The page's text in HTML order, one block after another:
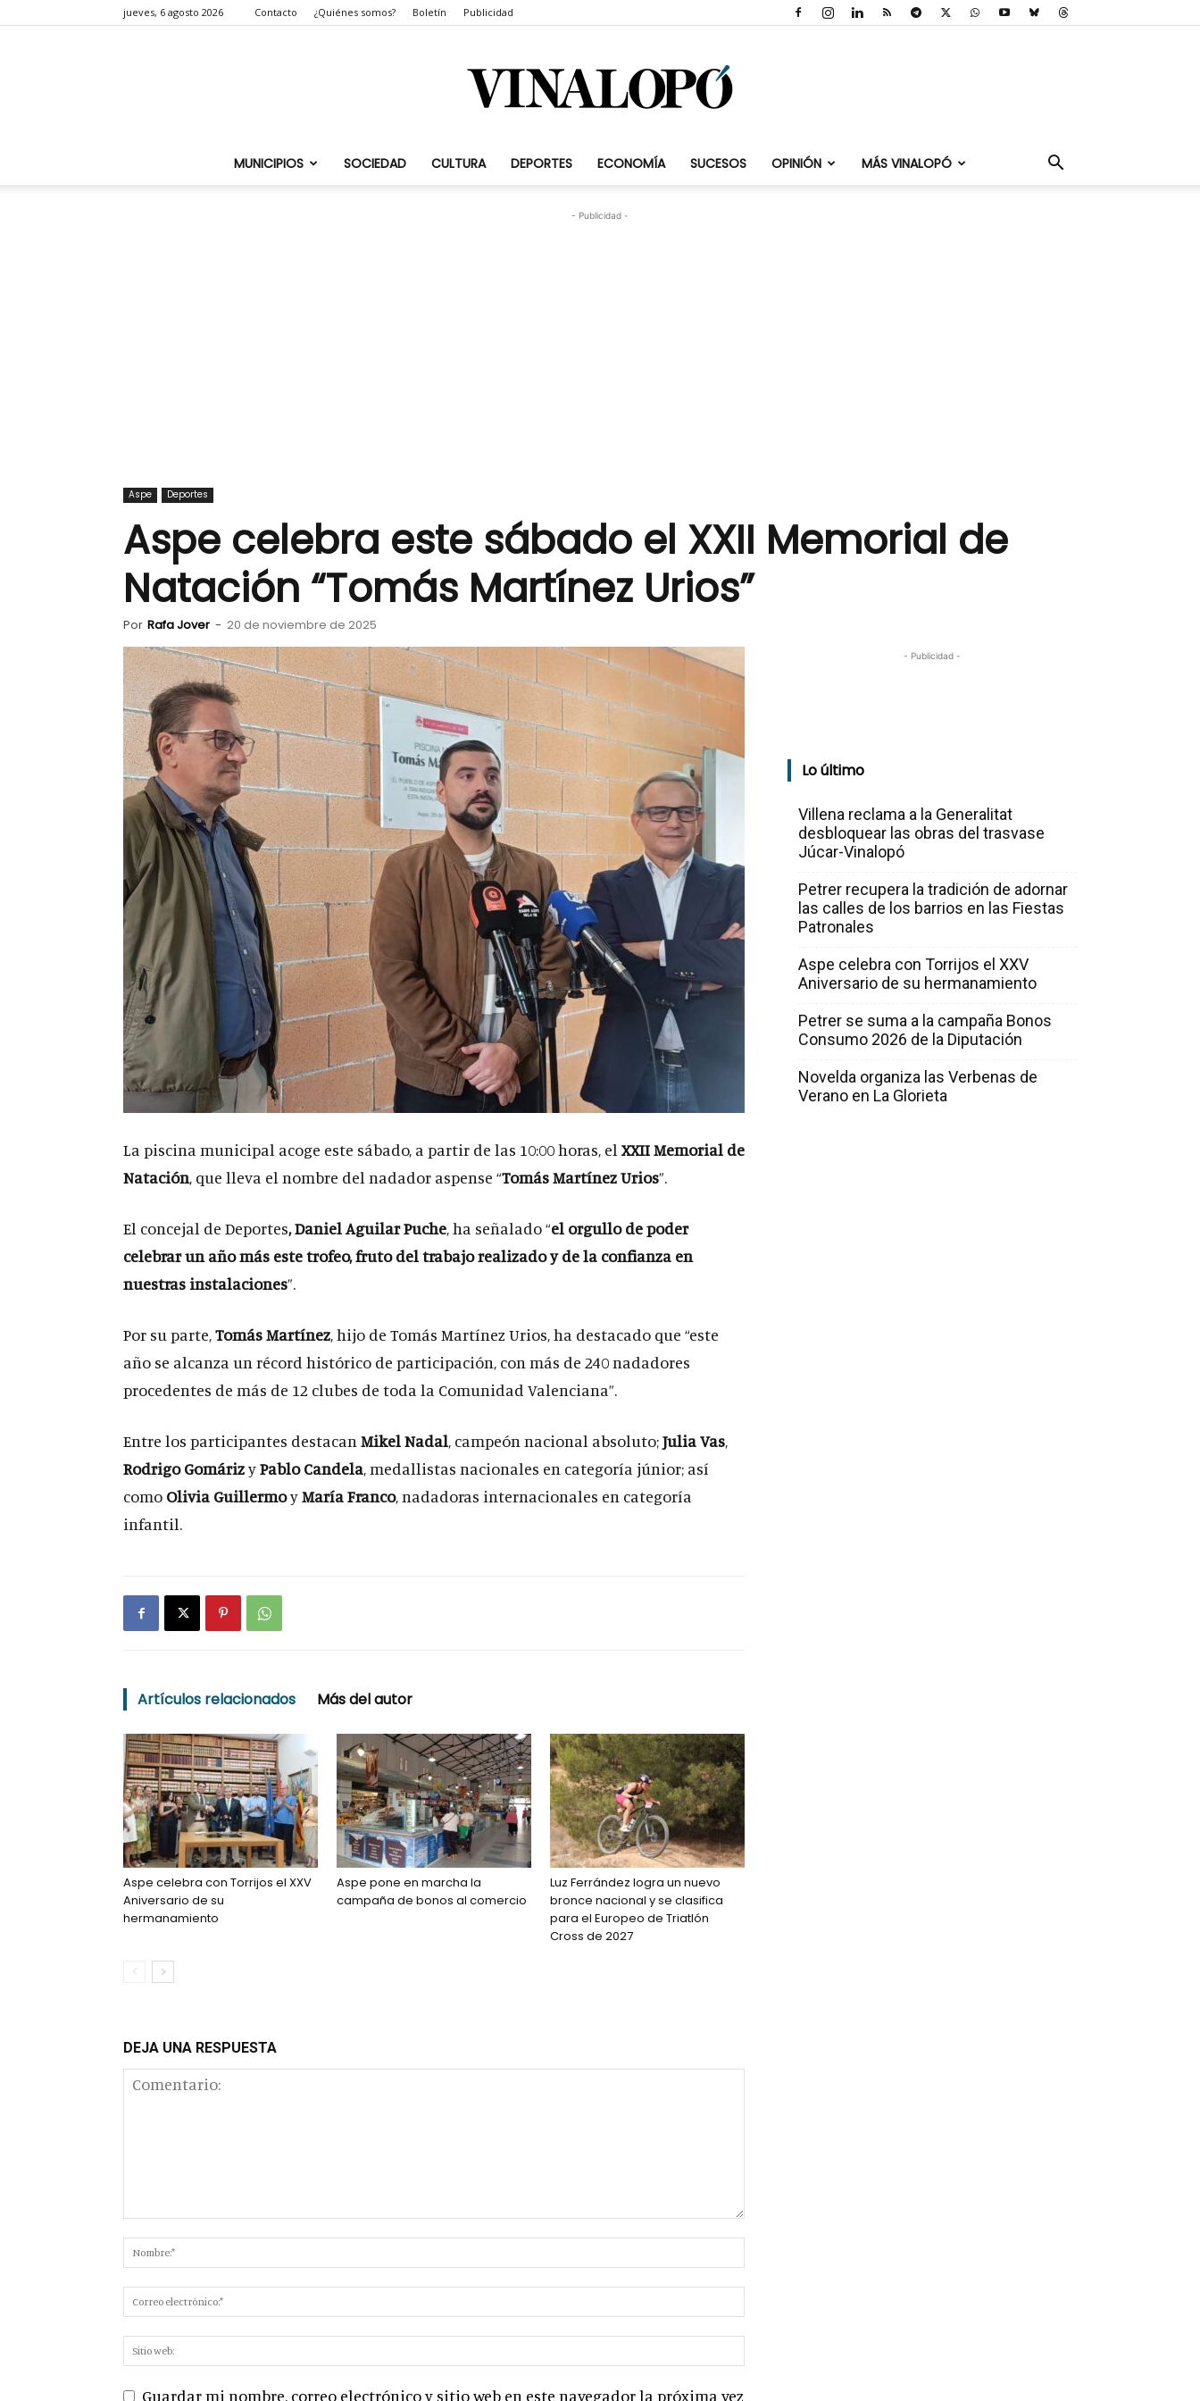
jueves, 6 agosto 2026 Contacto ¿Quiénes somos? Boletín Publicidad
Vinalopó.com
MUNICIPIOS SOCIEDAD CULTURA DEPORTES ECONOMÍA SUCESOS OPINIÓN MÁS VINALOPÓ
- Publicidad -
Aspe Deportes
Aspe celebra este sábado el XXII Memorial de
Natación “Tomás Martínez Urios”
Por Rafa Jover - 20 de noviembre de 2025
La piscina municipal acoge este sábado, a partir de las 10:00 horas, el XXII Memorial de
Natación, que lleva el nombre del nadador aspense “Tomás Martínez Urios”.
El concejal de Deportes, Daniel Aguilar Puche, ha señalado “el orgullo de poder
celebrar un año más este trofeo, fruto del trabajo realizado y de la confianza en
nuestras instalaciones”.
Por su parte,Tomás Martínez, hijo de Tomás Martínez Urios, ha destacado que “este
año se alcanza un récord histórico de participación, con más de 240 nadadores
procedentes de más de 12 clubes de toda la Comunidad Valenciana”.
Entre los participantes destacan Mikel Nadal, campeón nacional absoluto;Julia Vas,
Rodrigo GomárizyPablo Candela, medallistas nacionales en categoría júnior; así
como Olivia GuillermoyMaría Franco, nadadoras internacionales en categoría
infantil.
Artículos relacionados Más del autor
Aspe celebra con Torrijos el XXV
Aniversario de su
hermanamiento
Aspe pone en marcha la
campaña de bonos al comercio
Luz Ferrández logra un nuevo
bronce nacional y se clasifica
para el Europeo de Triatlón
Cross de 2027
DEJA UNA RESPUESTA
Guardar mi nombre, correo electrónico y sitio web en este navegador la próxima vez
- Publicidad -
Lo último
Villena reclama a la Generalitat
desbloquear las obras del trasvase
Júcar-Vinalopó
Petrer recupera la tradición de adornar
las calles de los barrios en las Fiestas
Patronales
Aspe celebra con Torrijos el XXV
Aniversario de su hermanamiento
Petrer se suma a la campaña Bonos
Consumo 2026 de la Diputación
Novelda organiza las Verbenas de
Verano en La Glorieta